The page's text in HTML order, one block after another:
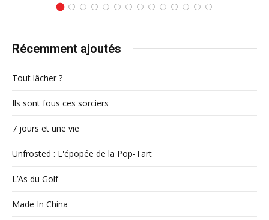
Récemment ajoutés
Tout lâcher ?
Ils sont fous ces sorciers
7 jours et une vie
Unfrosted : L'épopée de la Pop-Tart
L’As du Golf
Made In China